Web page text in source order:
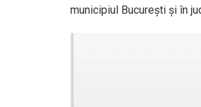
municipiul Bucureşti şi în